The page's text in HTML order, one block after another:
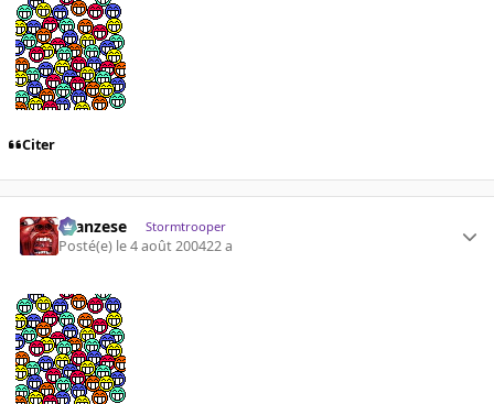
Citer
ilcanzese Stormtrooper
Posté(e) le 4 août 200422 a